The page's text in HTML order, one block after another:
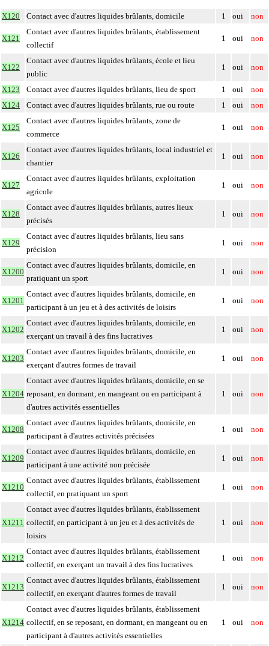
X120 Contact avec d'autres liquides brûlants, domicile 1 oui non
X121
Contact avec d'autres liquides brûlants, établissement
collectif
1 oui non
X122
Contact avec d'autres liquides brûlants, école et lieu
public
1 oui non
X123 Contact avec d'autres liquides brûlants, lieu de sport 1 oui
non
X124
Contact avec d'autres liquides brûlants, rue ou route 1 oui non
X125
Contact avec d'autres liquides brûlants, zone de
commerce
1 oui non
X126
Contact avec d'autres liquides brûlants, local industriel et
chantier
1 oui non
X127
Contact avec d'autres liquides brûlants, exploitation
agricole
1 oui non
X128
Contact avec d'autres liquides brûlants, autres lieux
précisés
1 oui non
X129
Contact avec d'autres liquides brûlants, lieu sans
précision
1 oui non
X1200
Contact avec d'autres liquides brûlants, domicile, en
pratiquant un sport
1 oui non
X1201
Contact avec d'autres liquides brûlants, domicile, en
participant à un jeu et à des activités de loisirs
1 oui non
X1202
Contact avec d'autres liquides brûlants, domicile, en
exerçant un travail à des fins lucratives
1 oui non
X1203
Contact avec d'autres liquides brûlants, domicile, en
exerçant d'autres formes de travail
1 oui non
X1204
Contact avec d'autres liquides brûlants, domicile, en se
reposant, en dormant, en mangeant ou en participant à
d'autres activités essentielles
1 oui non
X1208
Contact avec d'autres liquides brûlants, domicile, en
participant à d'autres activités précisées
1 oui non
X1209
Contact avec d'autres liquides brûlants, domicile, en
participant à une activité non précisée
1 oui non
X1210
Contact avec d'autres liquides brûlants, établissement
collectif, en pratiquant un sport
1 oui non
X1211
Contact avec d'autres liquides brûlants, établissement
collectif, en participant à un jeu et à des activités de
loisirs
1 oui non
X1212
Contact avec d'autres liquides brûlants, établissement
collectif, en exerçant un travail à des fins lucratives
1 oui non
X1213
Contact avec d'autres liquides brûlants, établissement
collectif, en exerçant d'autres formes de travail
1 oui non
X1214
Contact avec d'autres liquides brûlants, établissement
collectif, en se reposant, en dormant, en mangeant ou en
participant à d'autres activités essentielles
1 oui non